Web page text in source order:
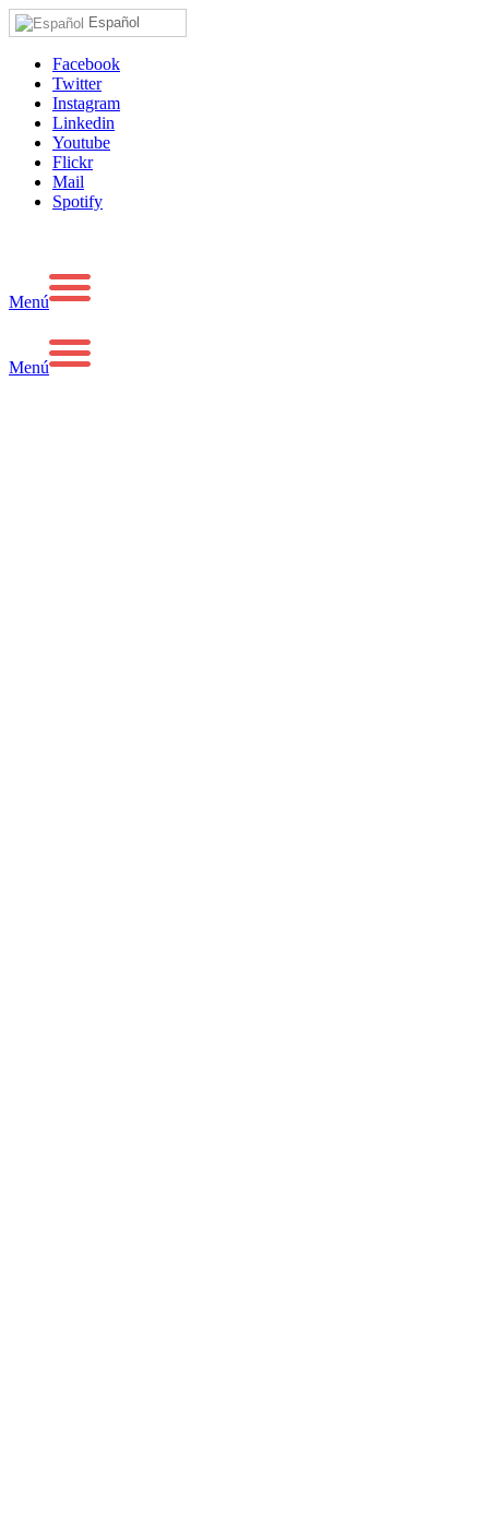
Español
Facebook
Twitter
Instagram
Linkedin
Youtube
Flickr
Mail
Spotify
Menú
Menú